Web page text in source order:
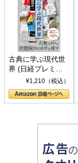
古典に学ぶ現代世
界 (日経プレミア
シリーズ)¥1,210（税込）